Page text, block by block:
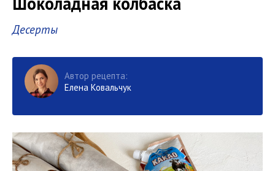
Десерты
Автор рецепта:
Елена Ковальчук